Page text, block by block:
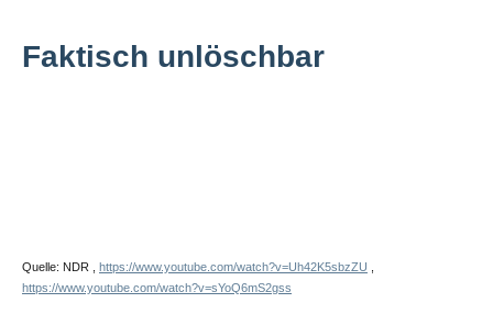
Faktisch unlöschbar
Quelle: NDR , https://www.youtube.com/watch?v=Uh42K5sbzZU
https://www.youtube.com/watch?v=sYoQ6mS2gss